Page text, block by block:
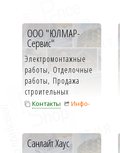
ООО "ЮЛМАР-
Сервис"
Электромонтажные
работы, Отделочные
работы, Продажа
строительных
материалов.
Контакты
Инфо-
Санлайт Хаус